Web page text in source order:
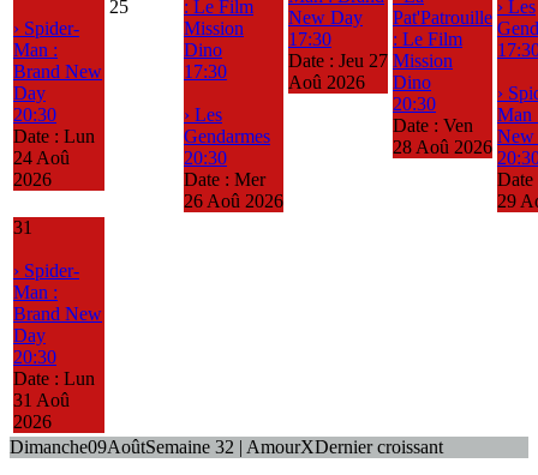
› Spider-
Man :
Brand New
Day
20:30
Date : Lun
24 Aoû
2026
25
: Le Film
Mission
Dino
17:30
› Les
Gendarmes
20:30
Date : Mer
26 Aoû 2026
New Day
17:30
Date : Jeu 27
Aoû 2026
Pat'Patrouille
: Le Film
Mission
Dino
20:30
Date : Ven
28 Aoû 2026
› Les
›
Man
New
29
31
› Spider-
Man :
Brand New
Day
20:30
Date : Lun
31 Aoû
2026
Dimanche09AoûtSemaine 32 | AmourXDernier croissant